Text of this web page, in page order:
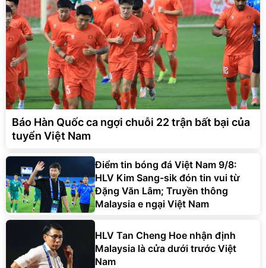
Báo Hàn Quốc ca ngợi chuỗi 22 trận bất bại của
tuyển Việt Nam
Điểm tin bóng đá Việt Nam 9/8:
HLV Kim Sang-sik đón tin vui từ
Đặng Văn Lâm; Truyền thông
Malaysia e ngại Việt Nam
HLV Tan Cheng Hoe nhận định
Malaysia là cửa dưới trước Việt
Nam